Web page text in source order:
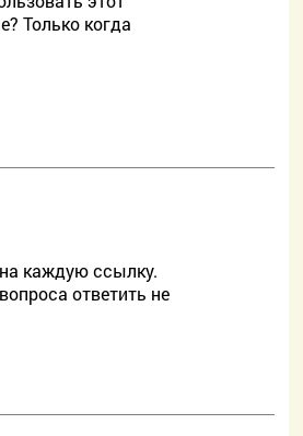
Только когда
каждую ссылку.
ответить не